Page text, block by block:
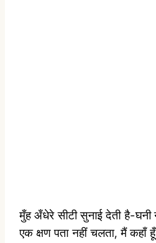
मुँह अँधेरे सीटी सुनाई देती है-घनी
एक क्षण पता नहीं चलता, मैं